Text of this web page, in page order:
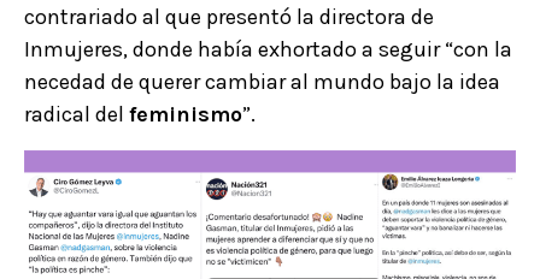
contrariado al que presentó la directora de
Inmujeres, donde había exhortado a seguir “con la
necedad de querer cambiar al mundo bajo la idea
radical del feminismo”.